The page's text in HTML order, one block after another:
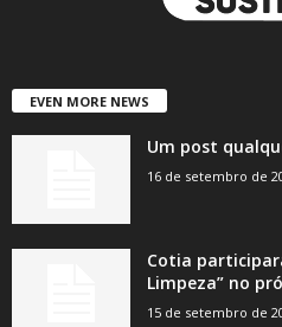
EVEN MORE NEWS
Um post
16 de setembro de
Cotia
Limpeza” no
15 de setembro de